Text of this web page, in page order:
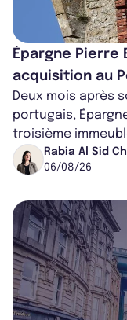
Épargne Pierre
acquisition au
Deux mois après
portugais,
troisième
dans le centre du
Rabia Al Sid
06/08/26